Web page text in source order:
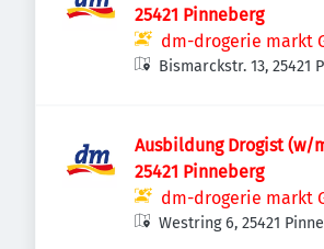
25421 Pinneberg
dm-drogerie markt
Bismarckstr. 13, 25421
Ausbildung Drogist (w/
25421 Pinneberg
dm-drogerie markt
Westring 6, 25421